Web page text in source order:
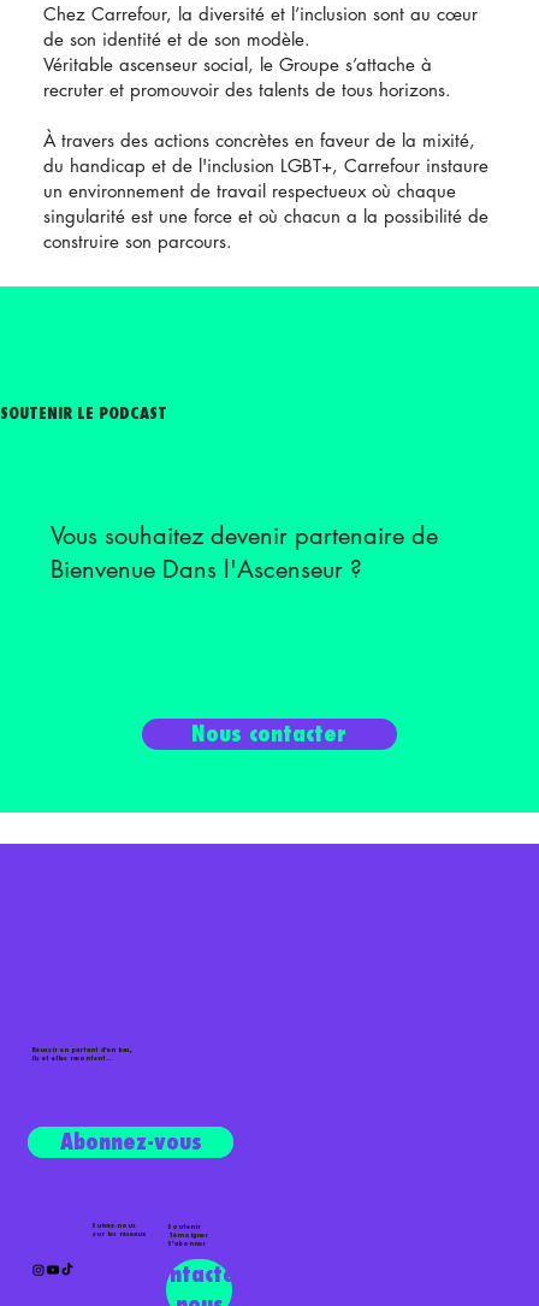
Chez Carrefour, la diversité et l’inclusion sont au cœur
de son identité et de son modèle.
Véritable ascenseur social, le Groupe s’attache à
recruter et promouvoir des talents de tous horizons.
À travers des actions concrètes en faveur de la mixité,
du handicap et de l'inclusion LGBT+, Carrefour instaure
un environnement de travail respectueux où chaque
singularité est une force et où chacun a la possibilité de
construire son parcours.
SOUTENIR LE PODCAST
Vous souhaitez devenir partenaire de
Bienvenue Dans l'Ascenseur ?
Nous contacter
Réussir en partant d'en bas,
ils et elles racontent...
Écouter le podcast
Abonnez-vous
Suivez-nous
sur les réseaux
Contactez-
Soutenir
Témoigner
S'abonner